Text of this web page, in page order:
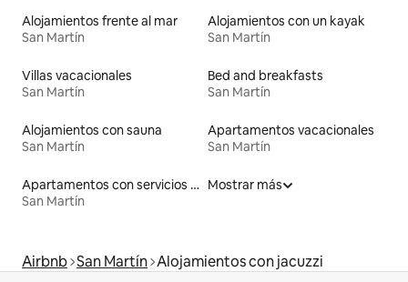
Alojamientos frente al mar
San Martín
Alojamientos con un kayak
San Martín
Villas vacacionales
San Martín
Bed and breakfasts
San Martín
Alojamientos con sauna
San Martín
Apartamentos vacacionales
San Martín
Apartamentos con servicios incluidos vacacionales
San Martín
Mostrar más
Airbnb San Martín Alojamientos con jacuzzi